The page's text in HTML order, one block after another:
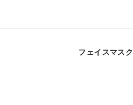
フェイスマスク